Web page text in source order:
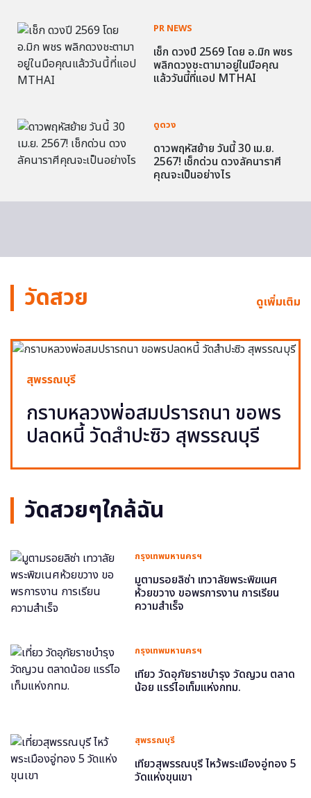
PR NEWS
เช็ก ดวงปี 2569 โดย อ.มิก พชร
พลิกดวงชะตามาอยู่ในมือคุณ
แล้ววันนี้ที่แอป MTHAI
ดูดวง
ดาวพฤหัสย้าย วันนี้ 30 เม.ย.
2567! เช็กด่วน ดวงลัคนาราศี
คุณจะเป็นอย่างไร
วัดสวย ดูเพิ่มเติม
สุพรรณบุรี
กราบหลวงพ่อสมปรารถนา ขอพร
ปลดหนี้ วัดสำปะซิว สุพรรณบุรี
วัดสวยๆใกล้ฉัน
กรุงเทพมหานครฯ
มูตามรอยลิซ่า เทวาลัยพระพิฆเนศ
ห้วยขวาง ขอพรการงาน การเรียน
ความสำเร็จ
กรุงเทพมหานครฯ
เที่ยว วัดอุภัยราชบำรุง วัดญวน ตลาด
น้อย แรร์ไอเท็มแห่งกทม.
สุพรรณบุรี
เที่ยวสุพรรณบุรี ไหว้พระเมืองอู่ทอง 5
วัดแห่งขุนเขา